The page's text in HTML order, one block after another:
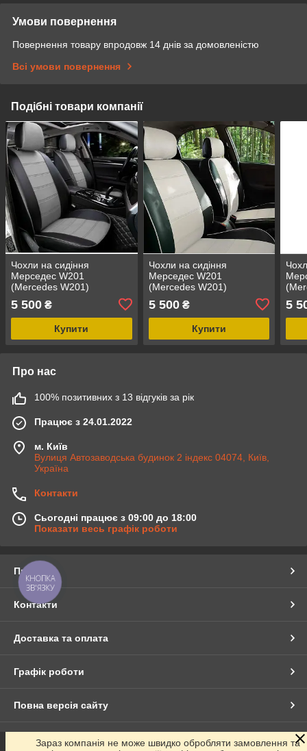
Умови повернення
Повернення товару впродовж 14 днів за домовленістю
Всі умови повернення
Подібні товари компанії
Чохли на сидіння
Мерседес W201
(Mercedes W201)
екошкіри Чорно-сірий,
графіт
5 500 ₴
Купити
Чохли на сидіння
Мерседес W201
(Mercedes W201)
екошкіри Чорно-білий
5 500₴
Купити
5
Про нас
100% позитивних з 13 відгуків за рік
Працює з 24.01.2022
м. Київ
Вулиця Автозаводська будинок 2 індекс 04074, Київ,
Україна
Контакти
Сьогодні працює з 09:00 до 18:00
Показати весь графік роботи
Про нас
Контакти
Доставка та оплата
Графік роботи
Повна версія сайту
Сайт створено на маркетплейсі Prom.ua
Зараз компанія не може швидко обробляти замовлення та
КНОПКА
ЗВ'ЯЗКУ